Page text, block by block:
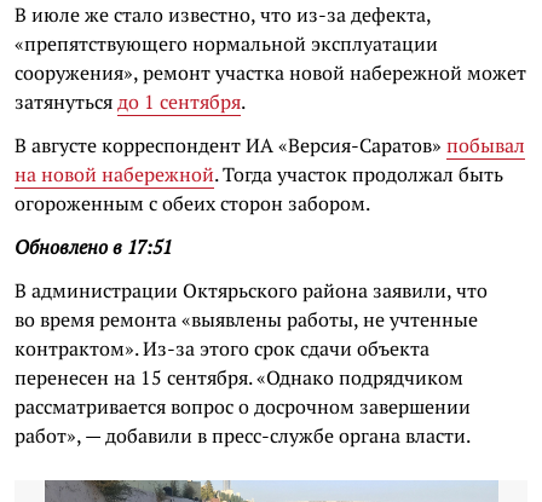
В июле же стало известно, что из-за дефекта,
«препятствующего нормальной эксплуатации
сооружения», ремонт участка новой набережной может
затянутьсядо 1 сентября.
В августе корреспондент ИА «Версия-Саратов» побывал
на новой набережной. Тогда участок продолжал быть
огороженным с обеих сторон забором.
Обновлено в 17:51
В администрации Октярьского района заявили, что
во время ремонта «выявлены работы, не учтенные
контрактом». Из-за этого срок сдачи объекта
перенесен на 15 сентября. «Однако подрядчиком
рассматривается вопрос о досрочном завершении
работ», — добавили в пресс-службе органа власти.